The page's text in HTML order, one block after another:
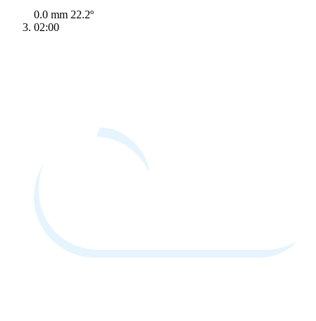
0.0 mm 22.2º
02:00